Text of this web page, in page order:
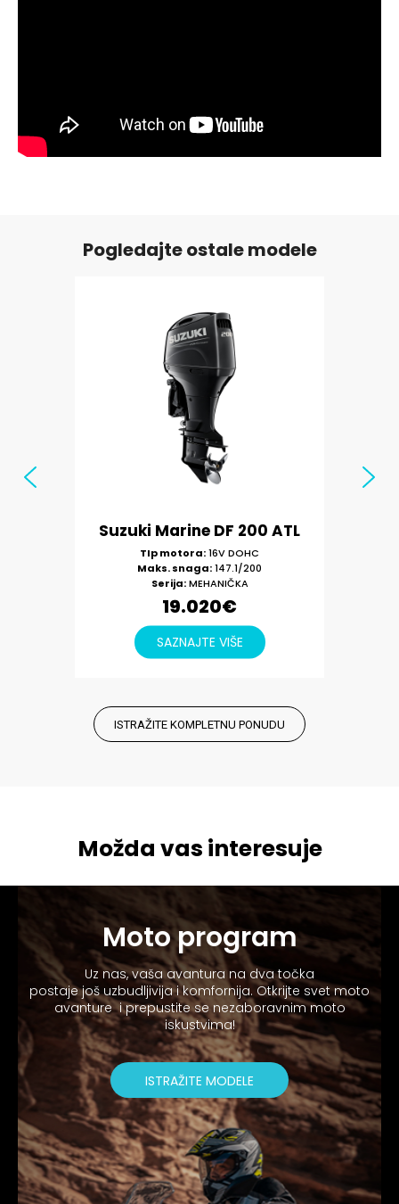
Pogledajte ostale modele
ISTRAŽITE KOMPLETNU PONUDU
Možda vas interesuje
Moto program
Uz nas, vaša avantura na dva točka
postaje još uzbudljivija i komfornija. Otkrijte svet moto
avanture i prepustite se nezaboravnim moto
iskustvima!
ISTRAŽITE MODELE